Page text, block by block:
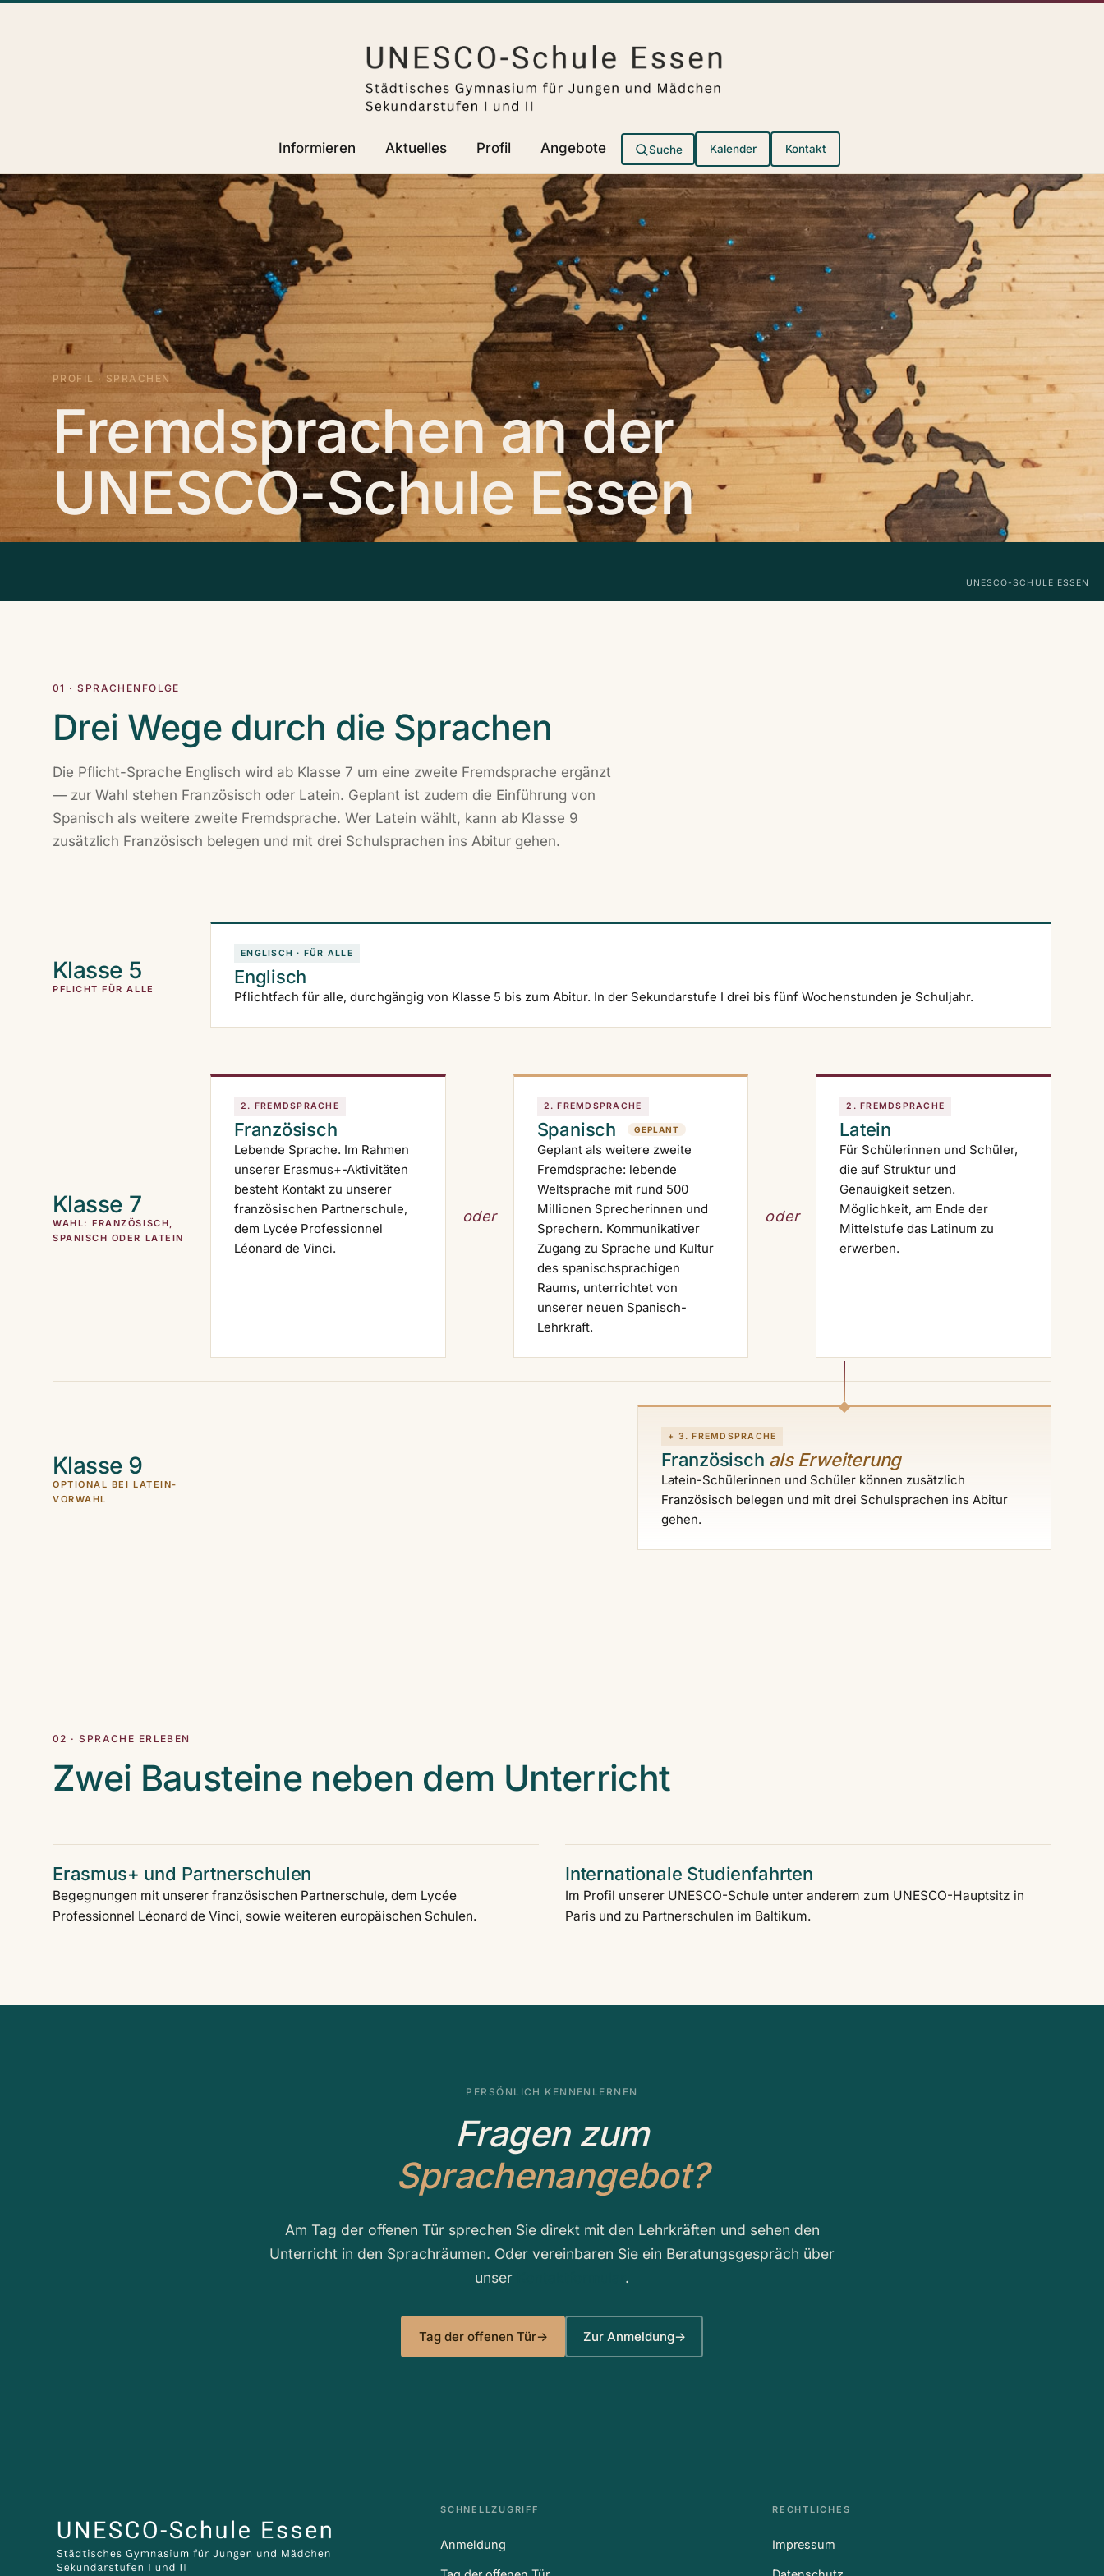
Informieren Aktuelles Profil Angebote Suche Kalender Kontakt
PROFIL · SPRACHEN
Fremdsprachen an der
UNESCO-Schule Essen
UNESCO-SCHULE ESSEN
01 · SPRACHENFOLGE
Drei Wege durch die Sprachen
Die Pflicht-Sprache Englisch wird ab Klasse 7 um eine zweite Fremdsprache ergänzt
— zur Wahl stehen Französisch oder Latein. Geplant ist zudem die Einführung von
Spanisch als weitere zweite Fremdsprache. Wer Latein wählt, kann ab Klasse 9
zusätzlich Französisch belegen und mit drei Schulsprachen ins Abitur gehen.
Klasse 5
PFLICHT FÜR ALLE
ENGLISCH · FÜR ALLE
Englisch
Pflichtfach für alle, durchgängig von Klasse 5 bis zum Abitur. In der Sekundarstufe I drei bis fünf Wochenstunden je Schuljahr.
Klasse 7
WAHL: FRANZÖSISCH,
SPANISCH ODER LATEIN
2. FREMDSPRACHE
Französisch
Lebende Sprache. Im Rahmen
unserer Erasmus+-Aktivitäten
besteht Kontakt zu unserer
französischen Partnerschule,
dem Lycée Professionnel
Léonard de Vinci.
oder
2. FREMDSPRACHE
Spanisch GEPLANT
Geplant als weitere zweite
Fremdsprache: lebende
Weltsprache mit rund 500
Millionen Sprecherinnen und
Sprechern. Kommunikativer
Zugang zu Sprache und Kultur
des spanischsprachigen
Raums, unterrichtet von
unserer neuen Spanisch-
Lehrkraft.
oder
2. FREMDSPRACHE
Latein
Für Schülerinnen und Schüler,
die auf Struktur und
Genauigkeit setzen.
Möglichkeit, am Ende der
Mittelstufe das Latinum zu
erwerben.
Klasse 9
OPTIONAL BEI LATEIN-
VORWAHL
+ 3. FREMDSPRACHE
Französisch als Erweiterung
Latein-Schülerinnen und Schüler können zusätzlich
Französisch belegen und mit drei Schulsprachen ins Abitur
gehen.
02 · SPRACHE ERLEBEN
Zwei Bausteine neben dem Unterricht
Erasmus+ und Partnerschulen
Begegnungen mit unserer französischen Partnerschule, dem Lycée
Professionnel Léonard de Vinci, sowie weiteren europäischen Schulen.
Internationale Studienfahrten
Im Profil unserer UNESCO-Schule unter anderem zum UNESCO-Hauptsitz in
Paris und zu Partnerschulen im Baltikum.
PERSÖNLICH KENNENLERNEN
Fragen zum
Sprachenangebot?
Am Tag der offenen Tür sprechen Sie direkt mit den Lehrkräften und sehen den
Unterricht in den Sprachräumen. Oder vereinbaren Sie ein Beratungsgespräch über
unser
.
Tag der offenen Tür→ Zur Anmeldung→
SCHNELLZUGRIFF
Anmeldung
RECHTLICHES
Impressum